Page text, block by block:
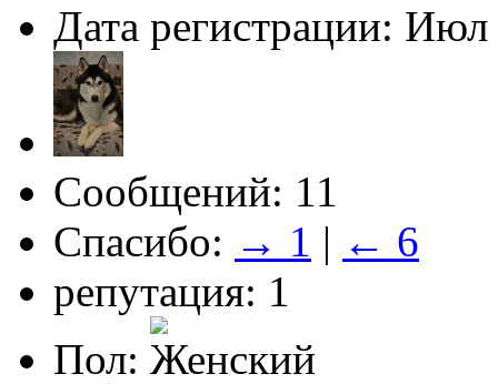
Дата регистрации:
Сообщений: 11
Спасибо: → 1 | ← 6
репутация: 1
Пол: